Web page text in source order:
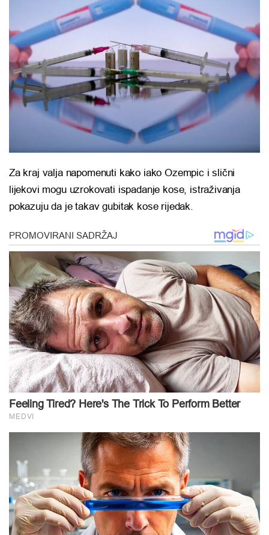
Za kraj valja napomenuti kako iako Ozempic i slični
lijekovi mogu uzrokovati ispadanje kose, istraživanja
pokazuju da je takav gubitak kose rijedak.